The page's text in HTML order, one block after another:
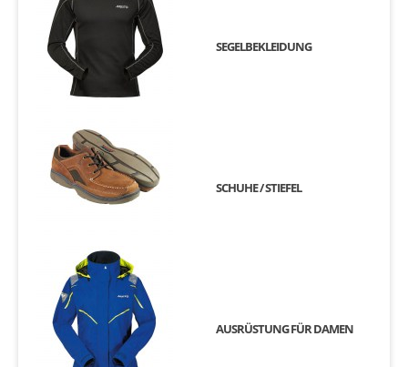
SEGELBEKLEIDUNG
SCHUHE / STIEFEL
AUSRÜSTUNG FÜR DAMEN